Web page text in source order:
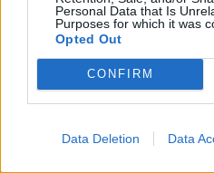
Personal Data that Is
Purposes for which it was
Opted Out
CONFIRM
Data Deletion Data
Διάβασε σχετικά
Στη Βουλή φέρνει ο